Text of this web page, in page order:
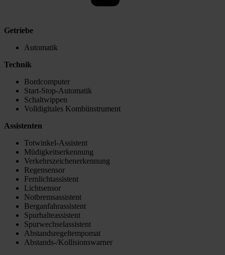
Getriebe
Automatik
Technik
Bordcomputer
Start-Stop-Automatik
Schaltwippen
Volldigitales Kombiinstrument
Assistenten
Totwinkel-Assistent
Müdigkeitserkennung
Verkehrszeichenerkennung
Regensensor
Fernlichtassistent
Lichtsensor
Notbremsassistent
Berganfahrassistent
Spurhalteassistent
Spurwechselassistent
Abstandsregeltempomat
Abstands-/Kollisionswarner